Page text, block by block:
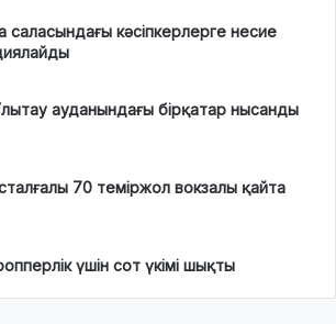
кәсіпкерлерге несие
ауданындағы бірқатар нысанды
70 теміржол вокзалы қайта
үшін сот үкімі шықты